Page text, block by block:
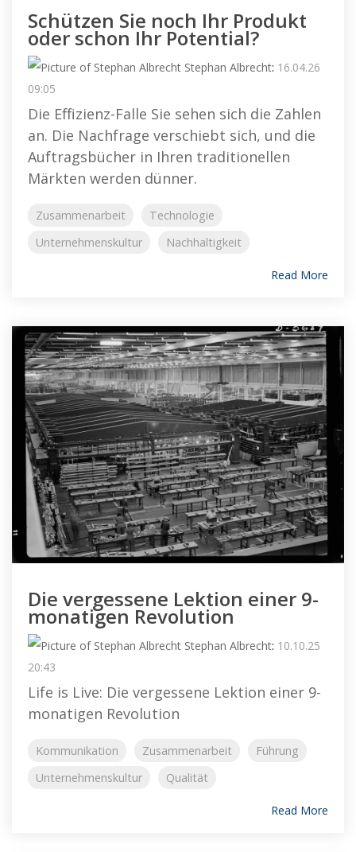
Schützen Sie noch Ihr Produkt
oder schon Ihr Potential?
Stephan Albrecht: 16.04.26
09:05
Die Effizienz-Falle Sie sehen sich die Zahlen
an. Die Nachfrage verschiebt sich, und die
Auftragsbücher in Ihren traditionellen
Märkten werden dünner.
Zusammenarbeit
Technologie
Unternehmenskultur
Nachhaltigkeit
Read More
Die vergessene Lektion einer 9-
monatigen Revolution
Stephan Albrecht: 10.10.25
20:43
Life is Live: Die vergessene Lektion einer 9-
monatigen Revolution
Kommunikation Zusammenarbeit
Führung
Unternehmenskultur
Qualität
Read More